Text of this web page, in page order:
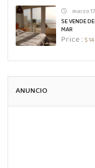
marzo
SE VENDE
MAR
Price :$
ANUNCIO